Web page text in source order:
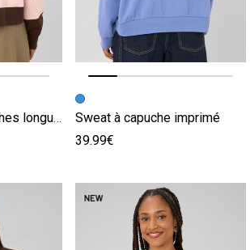
Sweat polo à manches longues
Image précédente
Image suivante
Sweat à capuche imprimé
39.99€